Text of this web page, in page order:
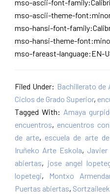
mso-ascii-font-
mso-ascii-theme-
mso-hansi-font-
mso-hansi-theme-
mso-fareast-language:EN-
Filed Under: Bachillerato de
Ciclos de Grado Superior,
Tagged With: Amaya
encuentros, encuentros
de arte, escuela de arte
Iruñeko Arte Eskola, Javier
abiertas, jose angel
lopetegi, Montxo
Puertas abiertas,